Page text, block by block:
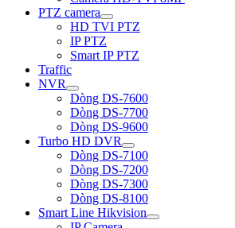
PTZ camera
HD TVI PTZ
IP PTZ
Smart IP PTZ
Traffic
NVR
Dòng DS-7600
Dòng DS-7700
Dòng DS-9600
Turbo HD DVR
Dòng DS-7100
Dòng DS-7200
Dòng DS-7300
Dòng DS-8100
Smart Line Hikvision